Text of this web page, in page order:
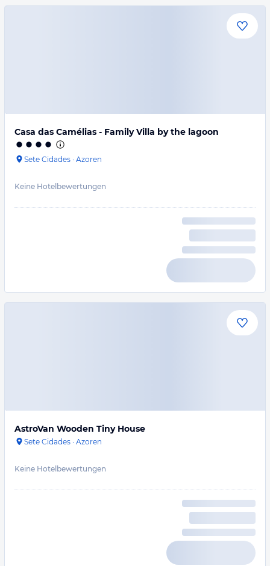
Casa das Camélias - Family Villa by the lagoon
Sete Cidades · Azoren
Keine Hotelbewertungen
AstroVan Wooden Tiny House
Sete Cidades · Azoren
Keine Hotelbewertungen